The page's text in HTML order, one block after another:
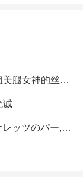
性感的美腿女神之乱伦绿帽,第7章 空姐美腿女神的丝袜足交
诚
アジャラカモクレン ごじょう テケレッツのパー,【No. 42 Rube Goldberg Machine】十四